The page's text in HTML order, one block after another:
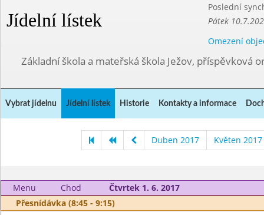
Jídelní lístek
Poslední
Pátek
Omezení
Základní škola a mateřská škola Ježov, příspěvková
Vybrat jídelnu Jídelní lístek Historie Kontakty a informace
Duben 2017 Květen 2017
Menu Chod
Čtvrtek 1. 6. 2017
Přesnídávka (8:45 - 9:15)